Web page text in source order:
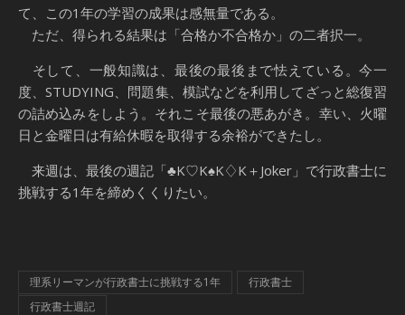
て、この1年の学習の成果は感無量である。
ただ、得られる結果は「合格か不合格か」の二者択一。
そして、一般知識は、最後の最後まで怯えている。今一
度、STUDYING、問題集、模試などを利用してざっと総復習
の詰め込みをしよう。それこそ最後の悪あがき。幸い、火曜
日と金曜日は有給休暇を取得する余裕ができたし。
来週は、最後の週記「♣K♡K♠K♢K＋Joker」で行政書士に
挑戦する1年を締めくくりたい。
理系リーマンが行政書士に挑戦する1年
行政書士
行政書士週記